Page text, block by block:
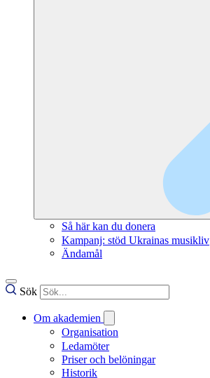
Så här kan du donera
Kampanj: stöd Ukrainas musikliv
Ändamål
Sök
Om akademien
Organisation
Ledamöter
Priser och belöningar
Historik